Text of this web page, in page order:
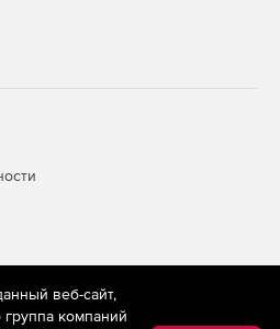
store.softline.ru применяются
(информационные технологии
веб-сайт,
группа компаний